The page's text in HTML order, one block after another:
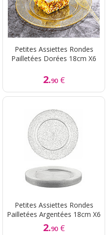
Petites Assiettes Rondes
Pailletées Dorées 18cm X6
2.90 €
Petites Assiettes Rondes
Pailletées Argentées 18cm X6
2.90 €